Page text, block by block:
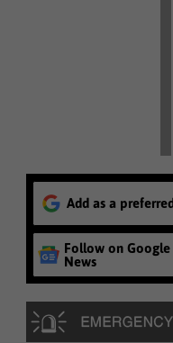
Add as a
Follow on Google
News